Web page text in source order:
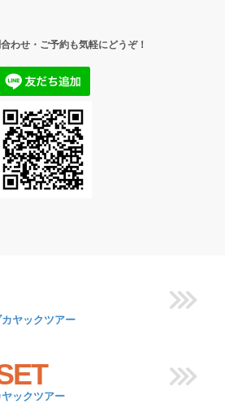
わせ・ご予約も気軽にどうぞ！
ヤックツアー
ックツアー